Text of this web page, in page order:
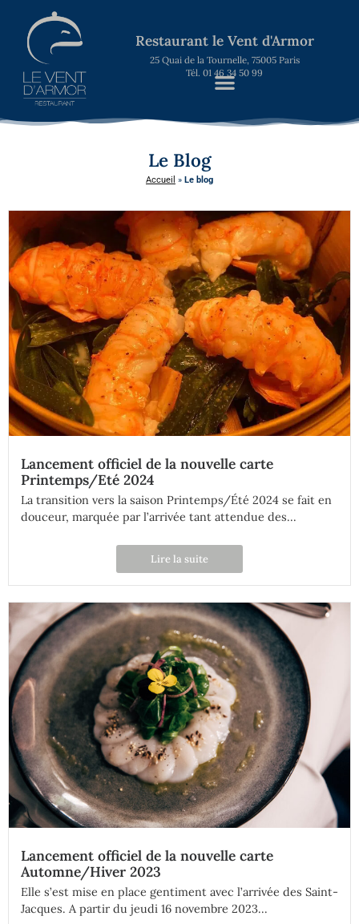
Restaurant le Vent d'Armor
25 Quai de la Tournelle, 75005 Paris
Tél. 01 46 34 50 99
Le Blog
Accueil » Le blog
Lancement officiel de la nouvelle carte
Printemps/Eté 2024
La transition vers la saison Printemps/Été 2024 se fait en
douceur, marquée par l’arrivée tant attendue des...
Lire la suite
Lancement officiel de la nouvelle carte
Automne/Hiver 2023
Elle s’est mise en place gentiment avec l’arrivée des Saint-
Jacques. A partir du jeudi 16 novembre 2023...